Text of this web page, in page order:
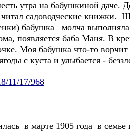
утра на бабушкиной даче.
садоводческие книжки.
бабушка молча
появляется баба Маня. В
Моя бабушка что-то ворчит
с куста и улыбается -
11/17/968
в марте 1905 года в семье